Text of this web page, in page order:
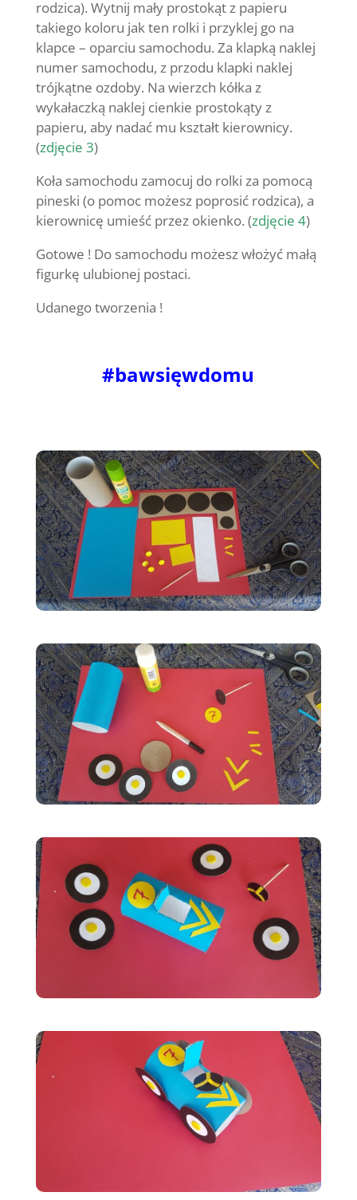
rodzica). Wytnij mały prostokąt z papieru
takiego koloru jak ten rolki i przyklej go na
klapce – oparciu samochodu. Za klapką naklej
numer samochodu, z przodu klapki naklej
trójkątne ozdoby. Na wierzch kółka z
wykałaczką naklej cienkie prostokąty z
papieru, aby nadać mu kształt kierownicy.
(zdjęcie 3)
Koła samochodu zamocuj do rolki za pomocą
pineski (o pomoc możesz poprosić rodzica), a
kierownicę umieść przez okienko. (zdjęcie 4)
Gotowe ! Do samochodu możesz włożyć małą
figurkę ulubionej postaci.
Udanego tworzenia !
#bawsięwdomu